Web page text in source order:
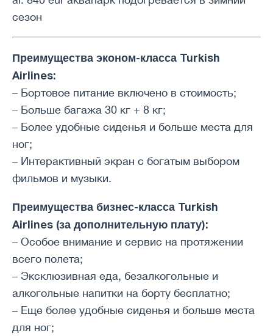
сезон
Преимущества эконом-класса Turkish
Airlines:
– Бортовое питание включено в стоимость;
– Больше багажа 30 кг + 8 кг;
– Более удобные сиденья и больше места для
ног;
– Интерактивный экран с богатым выбором
фильмов и музыки.
Преимущества бизнес-класса Turkish
Airlines (за дополнительную плату):
– Особое внимание и сервис на протяжении
всего полета;
– Эксклюзивная еда, безалкогольные и
алкогольные напитки на борту бесплатно;
– Еще более удобные сиденья и больше места
для ног;